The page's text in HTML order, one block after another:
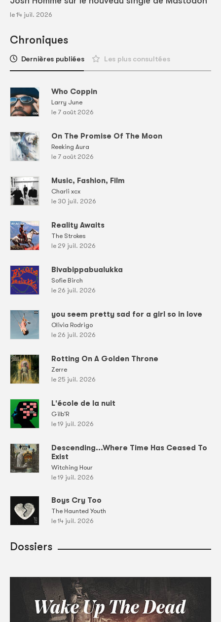
le 14 juil. 2026
Chroniques
Dernières publiées Les plus consultées
Who Coppin
Larry June
le 7 août 2026
On The Promise Of The Moon
Reeking Aura
le 7 août 2026
Music, Fashion, Film
Charli xcx
le 30 juil. 2026
Reality Awaits
The Strokes
le 29 juil. 2026
Bivabippabualukka
Sofie Birch
le 26 juil. 2026
you seem pretty sad for a girl so in love
Olivia Rodrigo
le 26 juil. 2026
Rotting On A Golden Throne
Zerre
le 25 juil. 2026
L'école de la nuit
Gilb'R
le 19 juil. 2026
Descending...Where Time Has Ceased To
Exist
Witching Hour
le 19 juil. 2026
Boys Cry Too
The Haunted Youth
le 14 juil. 2026
Dossiers